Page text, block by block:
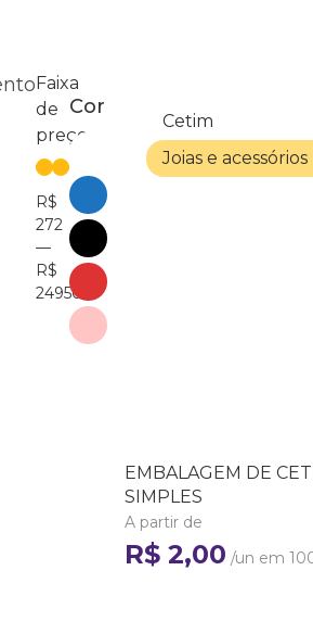
Cru
e
Faixa
de
preço
R$
272
—
R$
24950
Cor
Cetim
Joias e acessórios
EMBALAGEM DE
SIMPLES
A partir de
R$ 2,00 /un em